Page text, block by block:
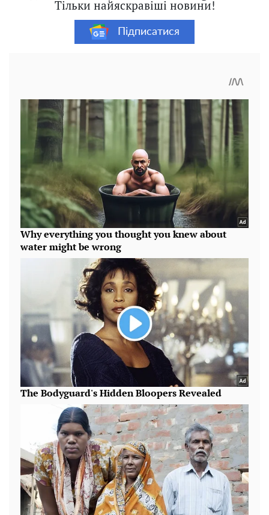
Тільки найяскравіші новини!
Підписатися